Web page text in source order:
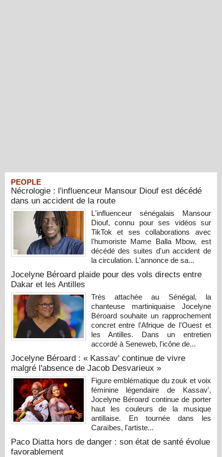
PEOPLE
Nécrologie : l'influenceur Mansour Diouf est décédé
dans un accident de la route
L'influenceur sénégalais Mansour
Diouf, connu pour ses vidéos sur
TikTok et ses collaborations avec
l'humoriste Mame Balla Mbow, est
décédé des suites d'un accident de
la circulation. L'annonce de sa...
Jocelyne Béroard plaide pour des vols directs entre
Dakar et les Antilles
Très attachée au Sénégal, la
chanteuse martiniquaise Jocelyne
Béroard souhaite un rapprochement
concret entre l'Afrique de l'Ouest et
les Antilles. Dans un entretien
accordé à Seneweb, l'icône de...
Jocelyne Béroard : « Kassav' continue de vivre
malgré l'absence de Jacob Desvarieux »
Figure emblématique du zouk et voix
féminine légendaire de Kassav',
Jocelyne Béroard continue de porter
haut les couleurs de la musique
antillaise. En tournée dans les
Caraïbes, l'artiste...
Paco Diatta hors de danger : son état de santé évolue
favorablement